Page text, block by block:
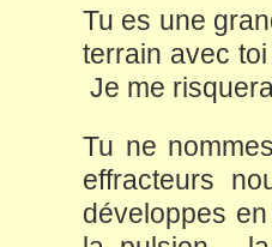
Tu es une
terrain avec
Je me
Tu ne
effracteurs
développes